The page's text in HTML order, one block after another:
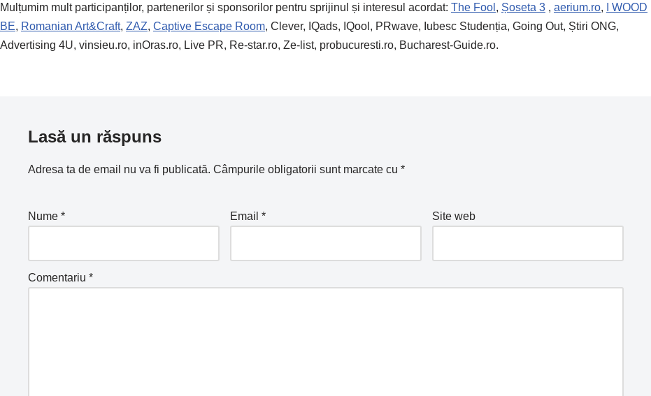
Mulțumim mult participanților, partenerilor și sponsorilor pentru sprijinul și interesul acordat: The Fool , Șoseta 3 , aerium.ro,
I WOOD
BE, Romanian Art&Craft, ZAZ, Captive Escape Room, Clever, IQads, IQool, PRwave, Iubesc Studenția, Going Out, Știri ONG,
Advertising 4U, vinsieu.ro, inOras.ro, Live PR, Re-star.ro, Ze-list, probucuresti.ro, Bucharest-Guide.ro.
Lasă un răspuns
Adresa ta de email nu va fi publicată. Câmpurile obligatorii sunt marcate cu *
Nume * Email * Site web
Comentariu *